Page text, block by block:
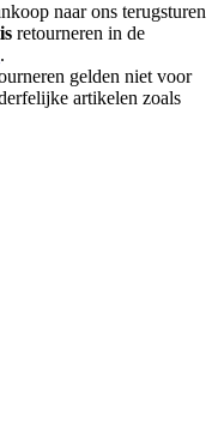
naar ons terugsturen
retourneren in de
.
gelden niet voor
artikelen zoals